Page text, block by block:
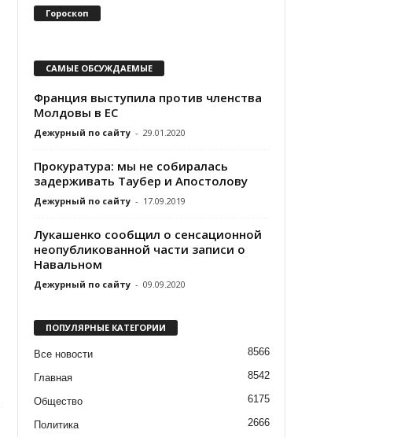
Гороскоп
САМЫЕ ОБСУЖДАЕМЫЕ
Франция выступила против членства
Молдовы в ЕС
Дежурный по сайту - 29.01.2020
Прокуратура: мы не собиралась
задерживать Таубер и Апостолову
Дежурный по сайту - 17.09.2019
Лукашенко сообщил о сенсационной
неопубликованной части записи о
Навальном
Дежурный по сайту - 09.09.2020
ПОПУЛЯРНЫЕ КАТЕГОРИИ
Все новости 8566
Главная 8542
Общество 6175
Политика 2666